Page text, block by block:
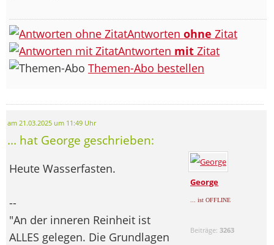
Antworten ohne Zitat
Antworten mit Zitat
Themen-Abo bestellen
am 21.03.2025 um 11:49 Uhr
... hat George geschrieben:
George
... ist OFFLINE
Beiträge:3263
Heute Wasserfasten.
--
"An der inneren Reinheit ist
ALLES gelegen. Die Grundlagen